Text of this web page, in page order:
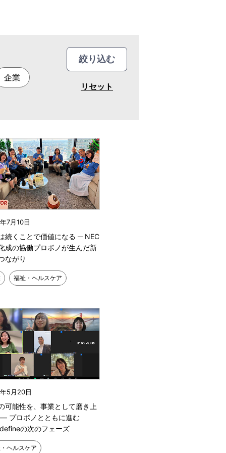
企業
絞り込む
リセット
7月10日
続くことで価値になる ─ NEC
成の協働プロボノが生んだ新
ながり
福祉・ヘルスケア
5月20日
可能性を、事業として磨き上
プロボノとともに進む
の次のフェーズ
ヘルスケア